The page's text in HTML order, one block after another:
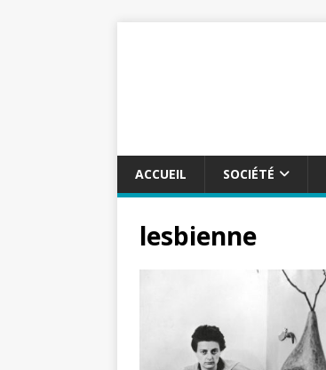
ACCUEIL SOCIÉTÉ
lesbienne